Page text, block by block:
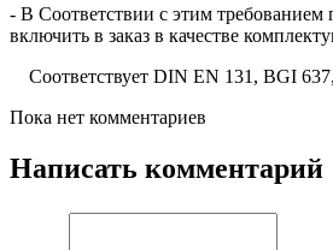
- В Соответствии с этим требованием
включить в заказ в качестве
Соответствует DIN EN 131, BGI
Пока нет комментариев
Написать комментарий